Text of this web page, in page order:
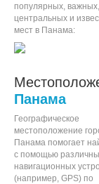
популярных, важных,
центральных и
мест в Панама:
Панама
Географическое
местоположение
Панама помогает
с помощью
навигационных
(например, GPS) по